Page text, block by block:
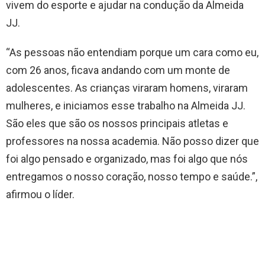
vivem do esporte e ajudar na condução da Almeida
JJ.
“As pessoas não entendiam porque um cara como eu,
com 26 anos, ficava andando com um monte de
adolescentes. As crianças viraram homens, viraram
mulheres, e iniciamos esse trabalho na Almeida JJ.
São eles que são os nossos principais atletas e
professores na nossa academia. Não posso dizer que
foi algo pensado e organizado, mas foi algo que nós
entregamos o nosso coração, nosso tempo e saúde.”,
afirmou o líder.